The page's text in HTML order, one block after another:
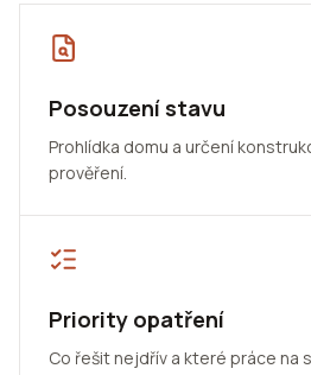
Posouzení stavu
Prohlídka domu a určení
prověření.
Priority opatření
Co řešit nejdřív a které práce na